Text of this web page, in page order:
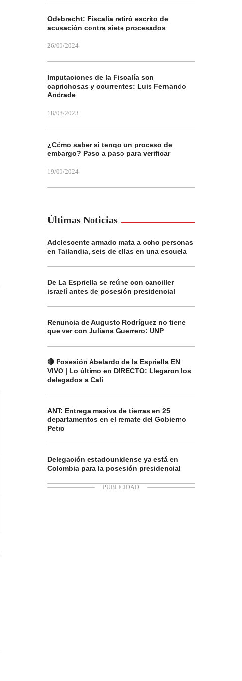
Odebrecht: Fiscalía retiró escrito de
acusación contra siete procesados
26/09/2024
Imputaciones de la Fiscalía son
caprichosas y ocurrentes: Luis Fernando
Andrade
18/08/2023
¿Cómo saber si tengo un proceso de
embargo? Paso a paso para verificar
19/09/2024
Últimas Noticias
Adolescente armado mata a ocho personas
en Tailandia, seis de ellas en una escuela
De La Espriella se reúne con canciller
israelí antes de posesión presidencial
Renuncia de Augusto Rodríguez no tiene
que ver con Juliana Guerrero: UNP
🔴 Posesión Abelardo de la Espriella EN
VIVO | Lo último en DIRECTO: Llegaron los
delegados a Cali
ANT: Entrega masiva de tierras en 25
departamentos en el remate del Gobierno
Petro
Delegación estadounidense ya está en
Colombia para la posesión presidencial